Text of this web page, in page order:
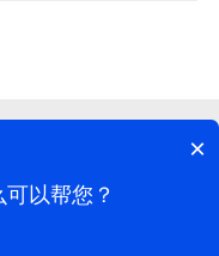
码：830770）
×
以帮您？